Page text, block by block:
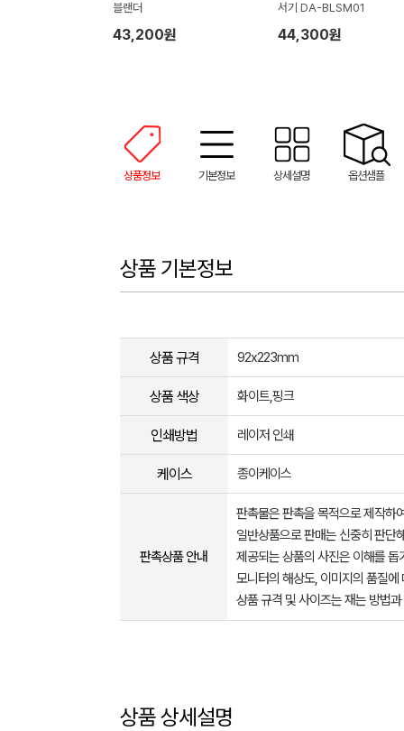
블랜더
43,200원
서기 DA-BLSM01
44,300원
상품정보 기본정보 상세설명 옵션샘플
상품 기본정보
상품 규격 92x223mm
상품 색상 화이트,핑크
인쇄방법 레이저 인쇄
케이스 종이케이스
판촉상품 안내
판촉물은 판촉을 목적으로 제작하
일반상품으로 판매는 신중히 판단
제공되는 상품의 사진은 이해를
모니터의 해상도, 이미지의 품질
상품 규격 및 사이즈는 재는 방법
상품 상세설명